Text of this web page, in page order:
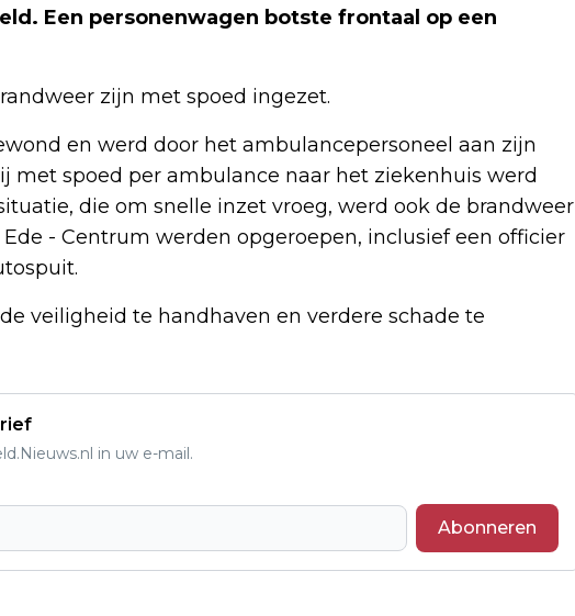
Een personenwagen botste frontaal op een
zijn met spoed ingezet.
en werd door het ambulancepersoneel aan zijn
met spoed per ambulance naar het ziekenhuis werd
die om snelle inzet vroeg, werd ook de brandweer
- Centrum werden opgeroepen, inclusief een officier
veiligheid te handhaven en verdere schade te
in uw e-mail.
Abonneren